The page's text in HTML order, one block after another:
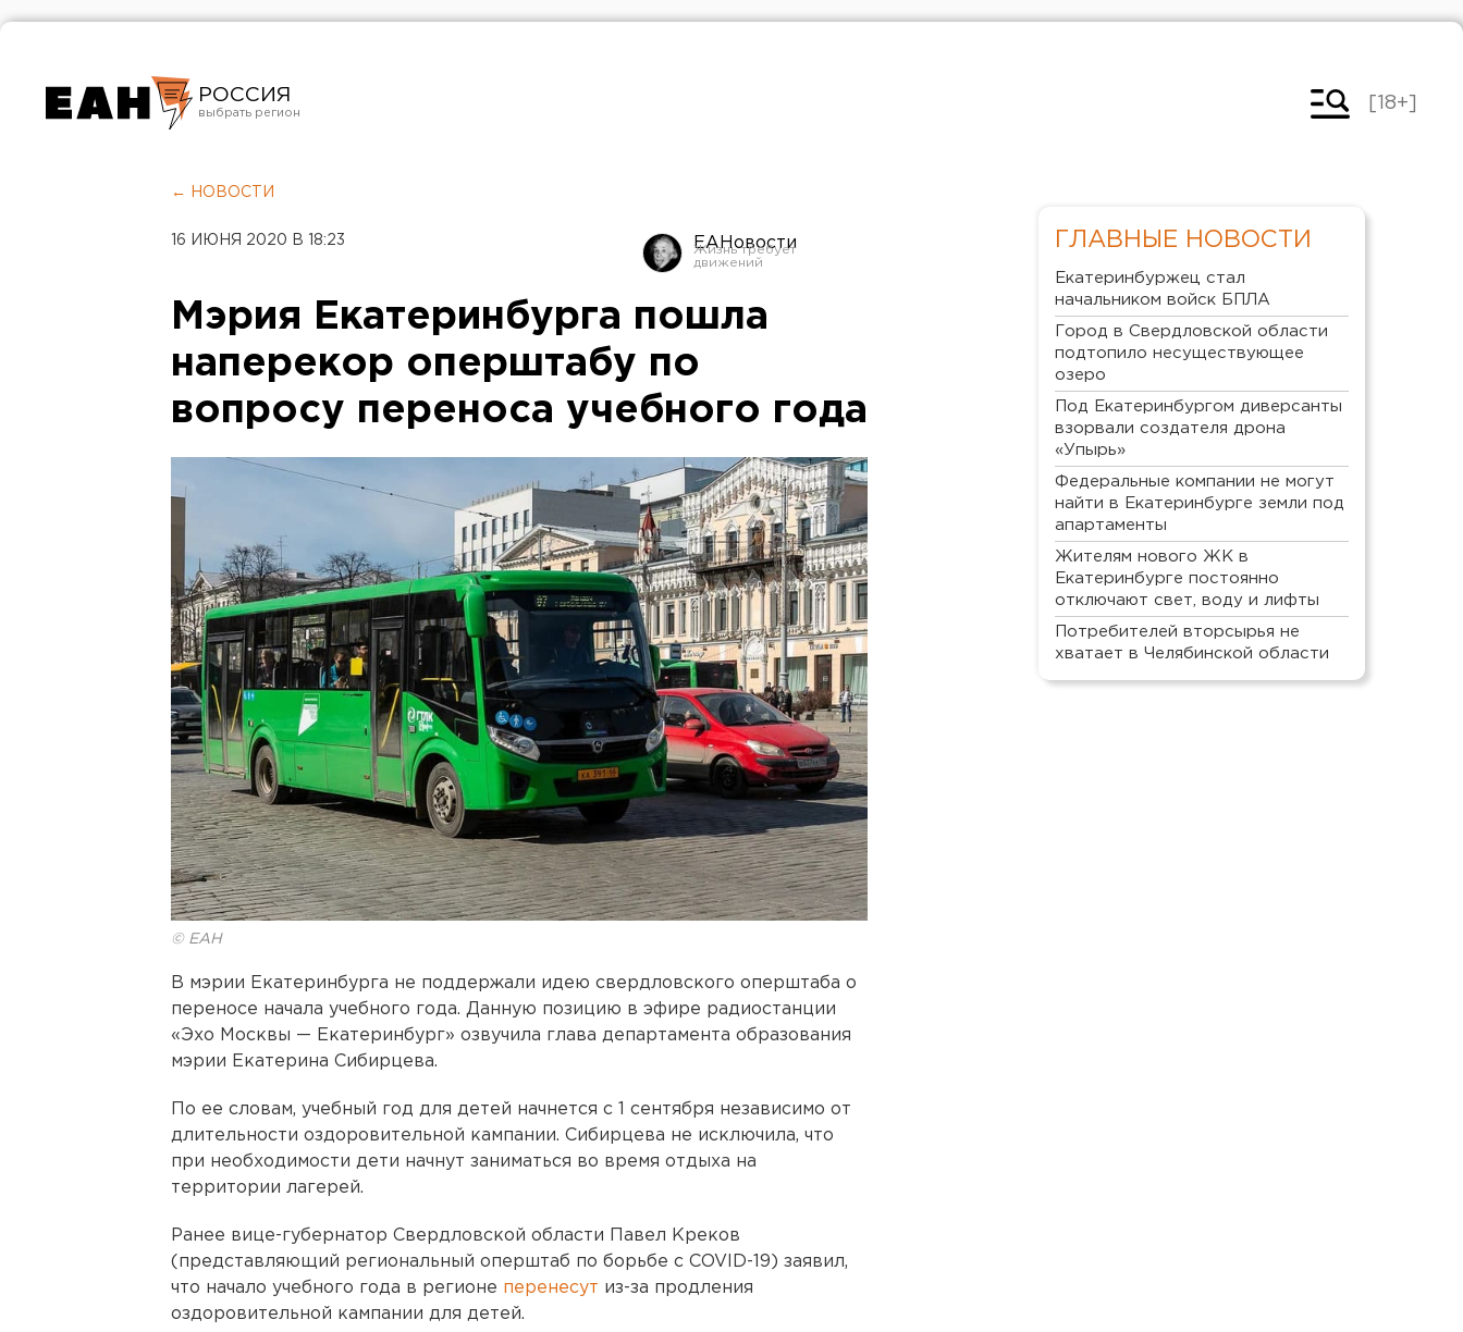
РОССИЯ
Челябинск
[18+]
← НОВОСТИ
16 ИЮНЯ 2020 В 18:23 ЕАНовости
Мэрия Екатеринбурга пошла
наперекор оперштабу по
вопросу переноса учебного года
© ЕАН
В мэрии Екатеринбурга не поддержали идею свердловского оперштаба о
переносе начала учебного года. Данную позицию в эфире радиостанции
«Эхо Москвы — Екатеринбург» озвучила глава департамента образования
мэрии Екатерина Сибирцева.
По ее словам, учебный год для детей начнется с 1 сентября независимо от
длительности оздоровительной кампании. Сибирцева не исключила, что
при необходимости дети начнут заниматься во время отдыха на
территории лагерей.
Ранее вице-губернатор Свердловской области Павел Креков
(представляющий региональный оперштаб по борьбе с COVID-19) заявил,
что начало учебного года в регионе перенесут из-за продления
оздоровительной кампании для детей.
ГЛАВНЫЕ НОВОСТИ
Екатеринбуржец стал
начальником войск БПЛА
Город в Свердловской области
подтопило несуществующее
озеро
Под Екатеринбургом диверсанты
взорвали создателя дрона
«Упырь»
Федеральные компании не могут
найти в Екатеринбурге земли под
апартаменты
Жителям нового ЖК в
Екатеринбурге постоянно
отключают свет, воду и лифты
Потребителей вторсырья не
хватает в Челябинской области